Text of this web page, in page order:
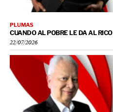
PLUMAS
CUANDO AL POBRE LE DA AL RICO
22/07/2026